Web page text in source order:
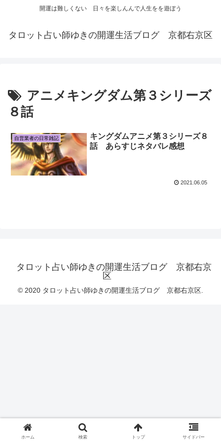
開運は難しくない 日々を楽しんんで人生をを遊ぼう
タロット占い師ゆきの開運生活ブログ 京都右京区
アニメキングダム第３シリーズ
８話
自営業者の日常雑記
キングダムアニメ第３シリーズ８
話 あらすじネタバレ感想
2021.06.05
タロット占い師ゆきの開運生活ブログ 京都右京
区
© 2020 タロット占い師ゆきの開運生活ブログ 京都右京区.
ホーム 検索 トップ サイドバー